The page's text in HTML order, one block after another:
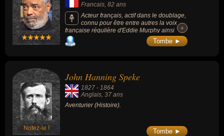
Francais, 82 ans
Acteur français, actif dans le doublage,
connu pour être entre autres la voix
française régulière d'Eddie Murphy ainsi
qu'une voix récurrente de Morgan Freeman
ou d'autres acteurs afro-américains dont
Rafiki dans la série de films « Le Roi lion »,
de L'Âne dans la série de films « Shrek » et
de Aku à partir de la seconde saison de la
série « Samurai Jack ».
+
+
Tombe ►
Notez-le !
John Hanning Speke
1827 - 1864
Anglais , 37 ans
Aventurier (Histoire).
Tombe ►